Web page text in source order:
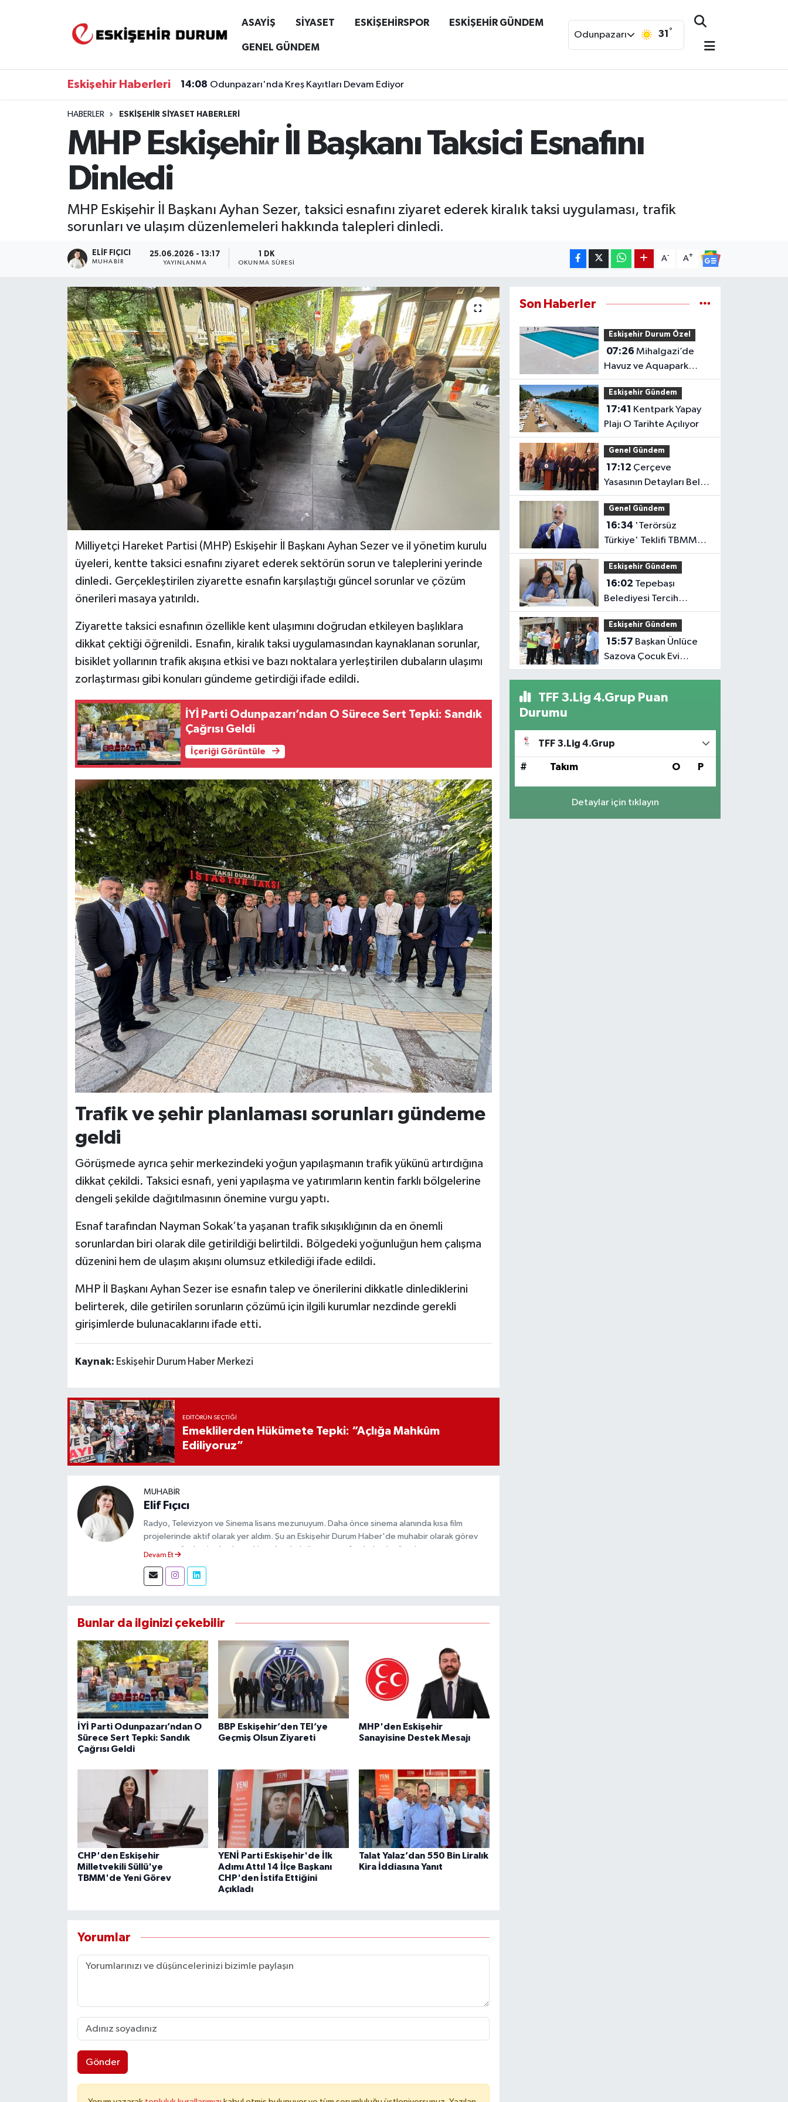
ASAYİŞ SİYASET ESKİŞEHİRSPOR ESKİŞEHİR GÜNDEM
GENEL GÜNDEM
Odunpazarı 31 °
Eskişehir Haberleri 14:08 Odunpazarı'nda Kreş Kayıtları Devam Ediyor
14:01 5 Günlük Tahmin Açıklandı! Yağış Ne Zaman Geliyor?
HABERLER ESKIŞEHIR SIYASET HABERLERI
MHP Eskişehir İl Başkanı Taksici Esnafını
Dinledi
MHP Eskişehir İl Başkanı Ayhan Sezer, taksici esnafını ziyaret ederek kiralık taksi uygulaması, trafik
sorunları ve ulaşım düzenlemeleri hakkında talepleri dinledi.
ELIF FIÇICI
MUHABIR
25.06.2026 - 13:17
YAYINLANMA
1 DK
OKUNMA SÜRESI
A- A+
Milliyetçi Hareket Partisi (MHP) Eskişehir İl Başkanı Ayhan Sezer ve il yönetim kurulu
üyeleri, kentte taksici esnafını ziyaret ederek sektörün sorun ve taleplerini yerinde
dinledi. Gerçekleştirilen ziyarette esnafın karşılaştığı güncel sorunlar ve çözüm
önerileri masaya yatırıldı.
Ziyarette taksici esnafının özellikle kent ulaşımını doğrudan etkileyen başlıklara
dikkat çektiği öğrenildi. Esnafın, kiralık taksi uygulamasından kaynaklanan sorunlar,
bisiklet yollarının trafik akışına etkisi ve bazı noktalara yerleştirilen dubaların ulaşımı
zorlaştırması gibi konuları gündeme getirdiği ifade edildi.
İYİ Parti Odunpazarı’ndan O Sürece Sert Tepki: Sandık
Çağrısı Geldi
İçeriği Görüntüle
Trafik ve şehir planlaması sorunları gündeme
geldi
Görüşmede ayrıca şehir merkezindeki yoğun yapılaşmanın trafik yükünü artırdığına
dikkat çekildi. Taksici esnafı, yeni yapılaşma ve yatırımların kentin farklı bölgelerine
dengeli şekilde dağıtılmasının önemine vurgu yaptı.
Esnaf tarafından Nayman Sokak’ta yaşanan trafik sıkışıklığının da en önemli
sorunlardan biri olarak dile getirildiği belirtildi. Bölgedeki yoğunluğun hem çalışma
düzenini hem de ulaşım akışını olumsuz etkilediği ifade edildi.
MHP İl Başkanı Ayhan Sezer ise esnafın talep ve önerilerini dikkatle dinlediklerini
belirterek, dile getirilen sorunların çözümü için ilgili kurumlar nezdinde gerekli
girişimlerde bulunacaklarını ifade etti.
Kaynak: Eskişehir Durum Haber Merkezi
EDITÖRÜN SEÇTIĞI
Emeklilerden Hükümete Tepki: “Açlığa Mahkûm
Ediliyoruz”
MUHABIR
Elif Fıçıcı
Radyo, Televizyon ve Sinema lisans mezunuyum. Daha önce sinema alanında kısa film
projelerinde aktif olarak yer aldım. Şu an Eskişehir Durum Haber'de muhabir olarak görev
yapıyor, gündemi sahadan takip ederek doğru ve tarafsız haberler üretiyorum.
Devam Et
Bunlar da ilginizi çekebilir
İYİ Parti Odunpazarı’ndan O
Sürece Sert Tepki: Sandık
Çağrısı Geldi
BBP Eskişehir’den TEI’ye
Geçmiş Olsun Ziyareti
MHP'den Eskişehir
Sanayisine Destek Mesajı
CHP'den Eskişehir
Milletvekili Süllü'ye
TBMM'de Yeni Görev
YENİ Parti Eskişehir'de İlk
Adımı Attı! 14 İlçe Başkanı
CHP'den İstifa Ettiğini
Açıkladı
Talat Yalaz’dan 550 Bin Liralık
Kira İddiasına Yanıt
Yorumlar
Gönder
Son Haberler
Eskişehir Durum Özel
07:26
Havuz ve Aquapark
Açılışa Gün Sayıyor
Eskişehir Gündem
17:41
Plajı O Tarihte Açılıyor
Genel Gündem
17:12
Yasasının Detayları Belli
Oldu
Genel Gündem
16:34
Türkiye' Teklifi TBMM
Başkanlığına Sunuldu
Eskişehir Gündem
16:02
Belediyesi Tercih
Desteğiyle Gençlerin
Yanında
Eskişehir Gündem
15:57
Sazova Çocuk Evi
İnşaatını İnceledi
TFF 3.Lig 4.Grup Puan
Durumu
TFF 3.Lig 4.Grup
# Takım O P
Detaylar için tıklayın
Eskişehir Nöbetçi Eczaneler
Eskişehir Trafik Yoğunluk Haritası
Süper Lig Puan Durumu ve Fikstür
Son Dakika Haberleri
Haber Arşivi